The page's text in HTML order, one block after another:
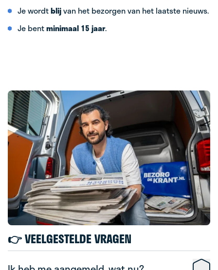
Je wordtblijvan het bezorgen van het laatste nieuws.
Je bentminimaal 15 jaar.
👉 VEELGESTELDE VRAGEN